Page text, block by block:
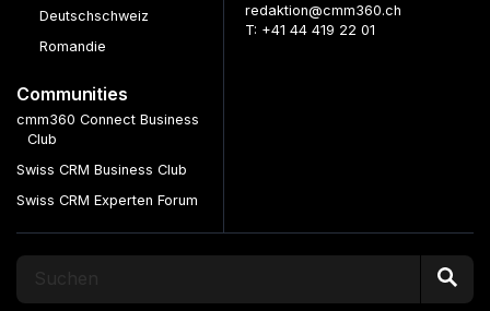
Deutschschweiz
Romandie
Communities
cmm360 Connect Business
Club
Swiss CRM Business Club
Swiss CRM Experten Forum
redaktion@cmm360.ch
T: +41 44 419 22 01